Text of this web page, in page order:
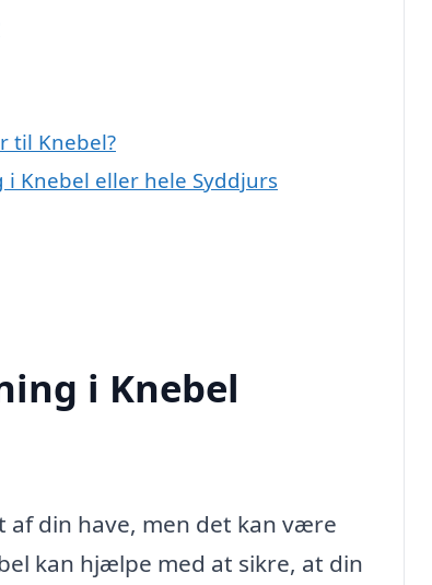
til Knebel?
Knebel eller hele Syddjurs
i Knebel
din have, men det kan være
kan hjælpe med at sikre, at din